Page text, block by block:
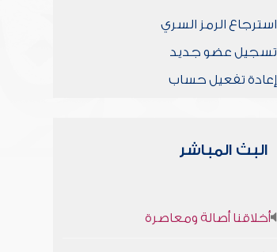
استرجاع الرمز السري
تسجيل عضو جديد
إعادة تفعيل حساب
البث المباشر
أخلاقنا أصالة ومعاصرة